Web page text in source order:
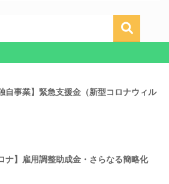
自事業】緊急支援金（新型コロナウィル
ナ】雇用調整助成金・さらなる簡略化